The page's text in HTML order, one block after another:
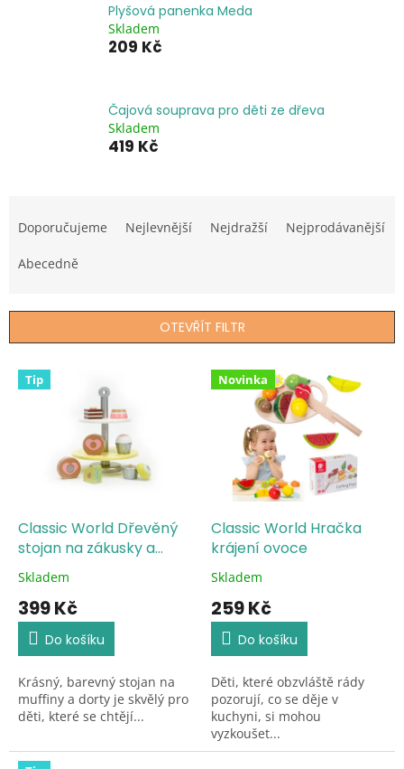
Plyšová panenka Meda
Skladem
209 Kč
Čajová souprava pro děti ze dřeva
Skladem
419 Kč
a
e
í
r
o
d
Doporučujeme Nejlevnější Nejdražší Nejprodávanější
Abecedně
OTEVŘÍT FILTR
V
d
u
Tip
Classic World Dřevěný
stojan na zákusky a
cukroví
Průměrné
hodnocení
produktu
5,0
5
hvězdiček.
Skladem
399 Kč
Do košíku
Krásný, barevný stojan na
muffiny a dorty je skvělý pro
děti, které se chtějí...
Novinka
Classic World Hračka
krájení ovoce
Průměrné
hodnocení
produktu
5,0
5
hvězdiček.
Skladem
259 Kč
Do košíku
Děti, které obzvláště rády
pozorují, co se děje v
kuchyni, si mohou
vyzkoušet...